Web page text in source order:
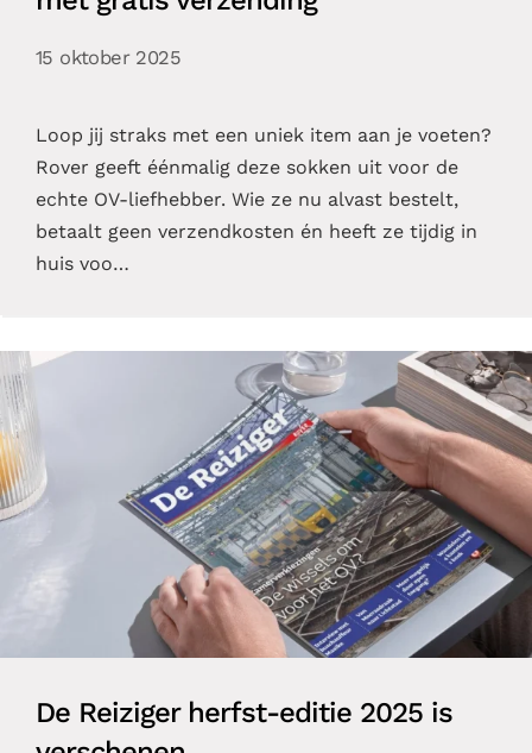
15 oktober 2025
Loop jij straks met een uniek item aan je voeten?
Rover geeft éénmalig deze sokken uit voor de
echte OV-liefhebber. Wie ze nu alvast bestelt,
betaalt geen verzendkosten én heeft ze tijdig in
huis voo…
De Reiziger herfst-editie 2025 is